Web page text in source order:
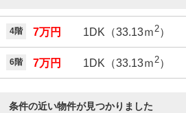
4階 7万円 1DK（33.13ｍ 2）
6階 7万円 1DK（33.13ｍ 2）
条件の近い物件が見つかりました